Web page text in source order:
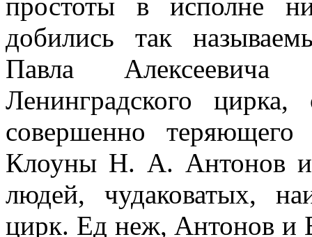
простоты в исполне­
добились так
Павла
Ленинградского цирка,
совершенно
Клоуны Н. А. Антонов
людей, чудаковатых,
цирк. Ед­ неж, Антонов и